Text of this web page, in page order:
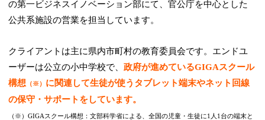
の第一ビジネスイノベーション部にて、官公庁を中心とした
公共系施設の営業を担当しています。
クライアントは主に県内市町村の教育委員会です。エンドユ
ーザーは公立の小中学校で、政府が進めているGIGAスクール
構想 （※） に関連して生徒が使うタブレット端末やネット回線
の保守・サポートをしています。
（※）GIGAスクール構想：文部科学省による、全国の児童・生徒に1人1台の端末と